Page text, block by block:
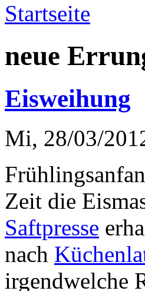
Startseite
neue
Eisweihung
Mi, 28/03/
Zeit die
Saftpresse
nach
irgendwelche